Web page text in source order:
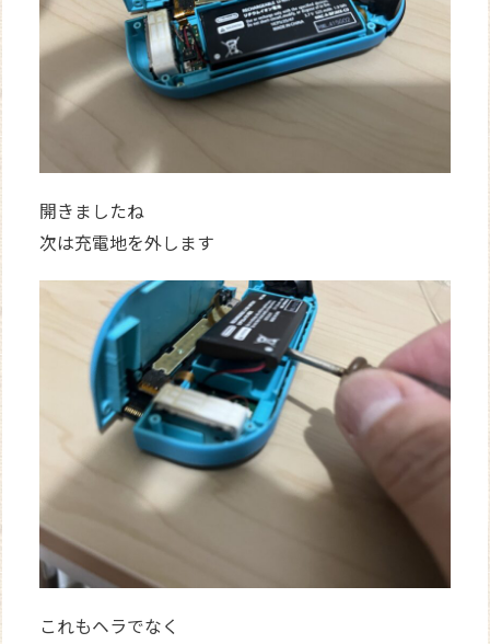
開きましたね
次は充電地を外します
これもヘラでなく